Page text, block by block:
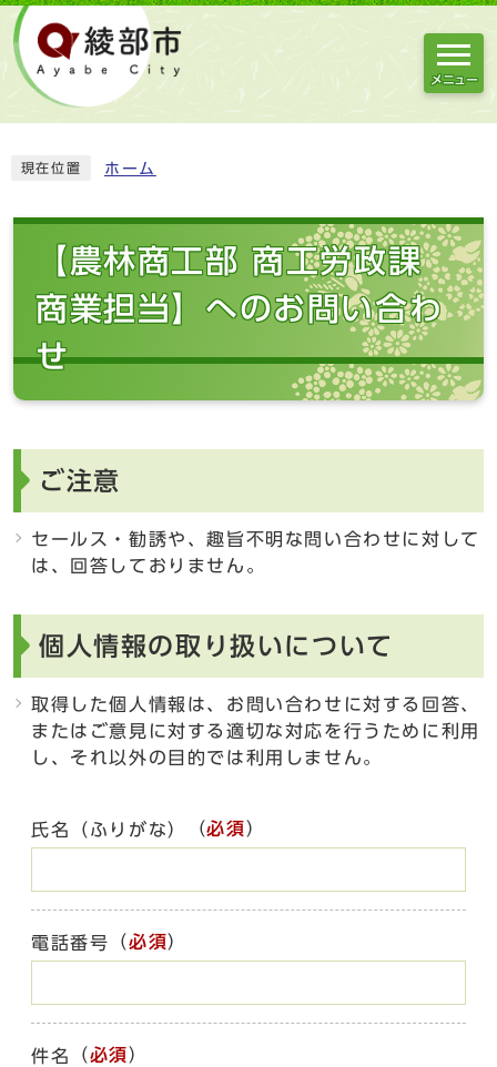
メニュー
現在位置 ホーム
【農林商工部 商工労政課
商業担当】へのお問い合わ
せ
ご注意
セールス・勧誘や、趣旨不明な問い合わせに対して
は、回答しておりません。
個人情報の取り扱いについて
取得した個人情報は、お問い合わせに対する回答、
またはご意見に対する適切な対応を行うために利用
し、それ以外の目的では利用しません。
氏名（ふりがな） （必須）
電話番号 （必須）
件名 （必須）